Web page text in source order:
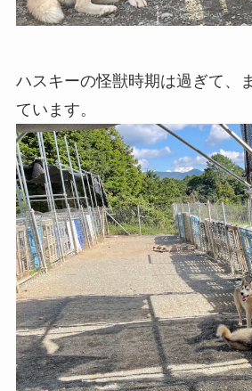
ハスキーの怪獣時期は過ぎて、
ています。